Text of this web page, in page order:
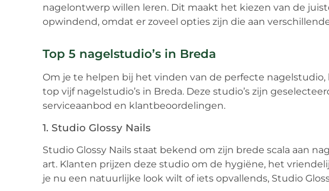
nagelontwerp willen leren. Dit maakt het kiezen van de
opwindend, omdat er zoveel opties zijn die aan
Top 5 nagelstudio’s in Breda
Om je te helpen bij het vinden van de perfecte
top vijf nagelstudio’s in Breda. Deze studio’s zijn
serviceaanbod en klantbeoordelingen.
1. Studio Glossy Nails
Studio Glossy Nails staat bekend om zijn brede scala aan
art. Klanten prijzen deze studio om de hygiëne, het
je nu een natuurlijke look wilt of iets opvallends, Studio